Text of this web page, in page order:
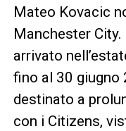
Mateo Kovacic
Manchester
arrivato
fino al 30 giugno
destinato a
con i Citizens,